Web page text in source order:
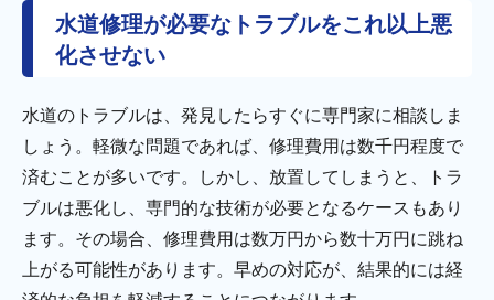
水道修理が必要なトラブルをこれ以上悪
化させない
水道のトラブルは、発見したらすぐに専門家に相談しま
しょう。軽微な問題であれば、修理費用は数千円程度で
済むことが多いです。しかし、放置してしまうと、トラ
ブルは悪化し、専門的な技術が必要となるケースもあり
ます。その場合、修理費用は数万円から数十万円に跳ね
上がる可能性があります。早めの対応が、結果的には経